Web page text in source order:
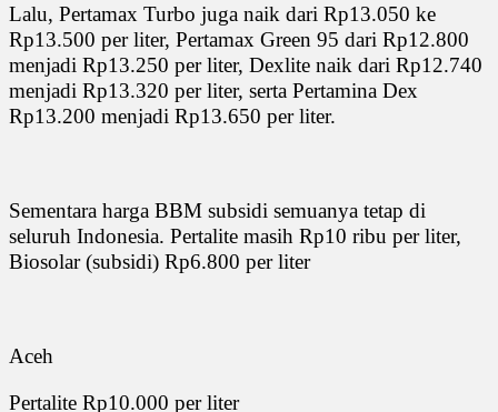
Lalu, Pertamax Turbo juga naik dari Rp13.050 ke
Rp13.500 per liter, Pertamax Green 95 dari Rp12.800
menjadi Rp13.250 per liter, Dexlite naik dari Rp12.740
menjadi Rp13.320 per liter, serta Pertamina Dex
Rp13.200 menjadi Rp13.650 per liter.
Sementara harga BBM subsidi semuanya tetap di
seluruh Indonesia. Pertalite masih Rp10 ribu per liter,
Biosolar (subsidi) Rp6.800 per liter
Aceh
Pertalite Rp10.000 per liter